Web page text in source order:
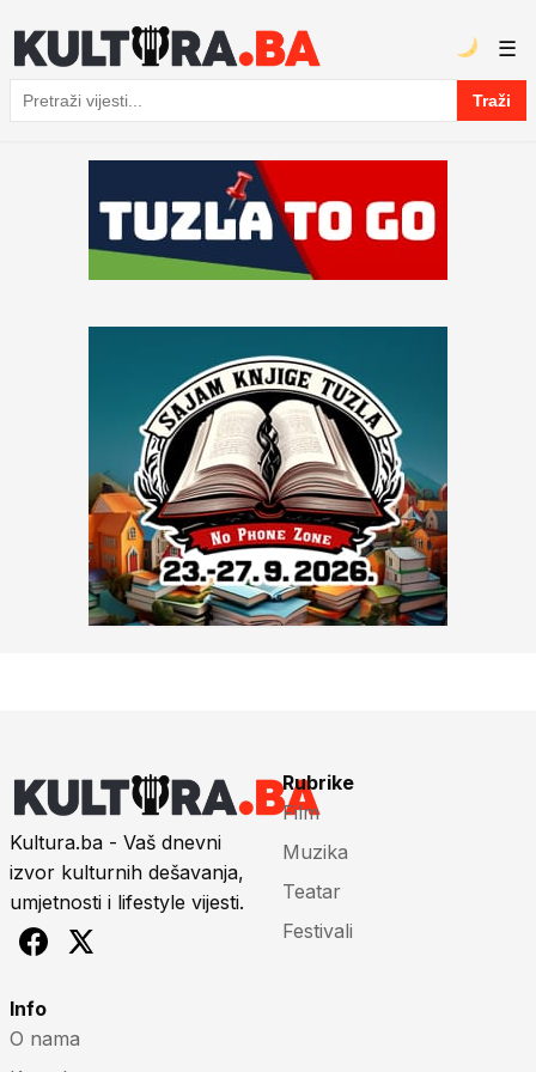
Pretraga
Traži
☰
Kultura.ba - Vaš dnevni
izvor kulturnih dešavanja,
umjetnosti i lifestyle vijesti.
Rubrike
Film
Muzika
Teatar
Festivali
Info
O nama